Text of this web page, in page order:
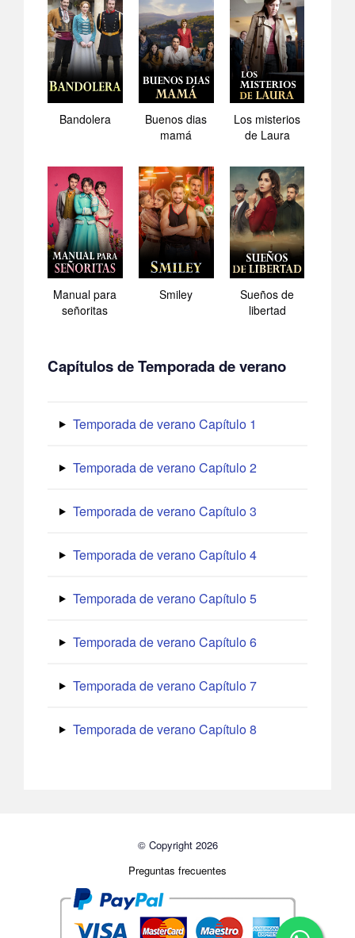
Bandolera
Buenos dias
mamá
Los misterios
de Laura
Manual para
señoritas
Smiley
Sueños de
libertad
Capítulos de Temporada de verano
Temporada de verano Capítulo 1
Temporada de verano Capítulo 2
Temporada de verano Capítulo 3
Temporada de verano Capítulo 4
Temporada de verano Capítulo 5
Temporada de verano Capítulo 6
Temporada de verano Capítulo 7
Temporada de verano Capítulo 8
© Copyright 2026
Preguntas frecuentes